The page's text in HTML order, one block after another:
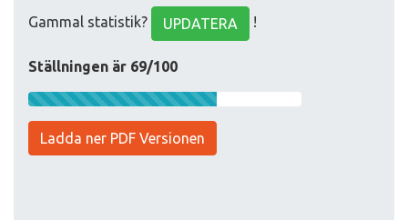
Gammal statistik? UPDATERA !
Ställningen är 69/100
Ladda ner PDF Versionen